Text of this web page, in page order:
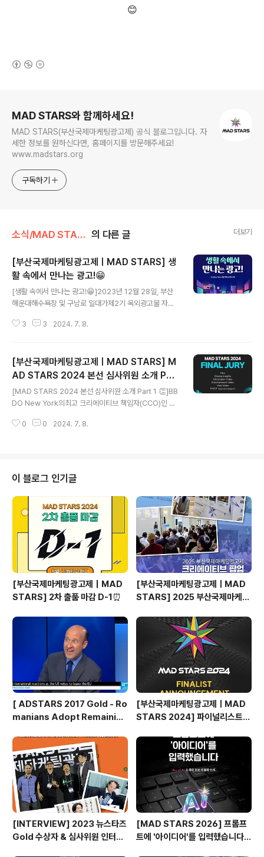
😊
MAD STARS와 함께하세요!
MAD STARS(부산국제마케팅광고제) 공식 블로그입니다. 자
세한 정보를 원하신다면, 홈페이지를 방문해주세요!
www.madstars.org
구독하기
소식/MAD STARS 소식 의 다른 글 더보기
[부산국제마케팅광고제ㅣMAD STARS] 생
활 속에서 만나는 광고!😁
[생활 속에서 만나는 광고!😁]2023년 12월 28일, 부산
해운대해수욕장 및 구남로 일대가제2기 옥외광고물 자유
도권 지정 사례인데요. 지역적 한계를 극복하고 공모에 선
해 자연경관과 Digital Signage가 결합한 옥외광고물을
선보일 예정입니다.김성수 해운대구청장은 ‘디지털 강국에
부합하는 ICT 신기술을 융합한 특색 있는 다양한 광고물이
더해져세계적인 관광도시로 한 단계 도약할 것으로 확신한
다’, ‘지역 최초의 자유표시구역 지정인 만큼, 앞으로 제 3
기, 제 4기도 부산에서 지정될 수 있도록 모범 성공 사례를
3 3 2024. 7. 8.
[부산국제마케팅광고제ㅣMAD STARS] M
AD STARS 2024 본선 심사위원 소개 Part
1. 👏
[MAD STARS 2024 본선 심사위원 소개 Part 1 👏]BB
DO New York의최고 크리에이티브 책임자(CCO)인 M
ormation Video, Entertainment Video, Viral Vide
ca, Director, Integrated Marketing Byoungook Y
oo, TBWA KOREA, Executive Creative Directo
r Cody Alexande..
0 0 2024. 7. 8.
이 블로그 인기글
[부산국제마케팅광고제｜MAD
STARS] 2차 출품 마감 D-1⏰
[부산국제마케팅광고제ㅣMAD
STARS] 2025 부산국제마케팅
기
[ ADSTARS 2017 Gold - Ro
manians Adopt Remainian
[부산국제마케팅광고제ㅣMAD
STARS 2024] 파이널리스트
[INTERVIEW] 2023 뉴스타즈
Gold 수상자 & 심사위원 인터뷰
[MAD STARS 2026] 프롬프
트에 '아이디어'를 입력했습니다